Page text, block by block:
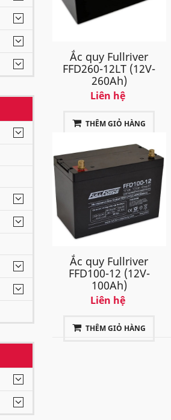
Ắc quy Fullriver
FFD260-12LT (12V-
260Ah)
Liên hệ
THÊM GIỎ HÀNG
Ắc quy Fullriver
FFD100-12 (12V-
100Ah)
Liên hệ
THÊM GIỎ HÀNG